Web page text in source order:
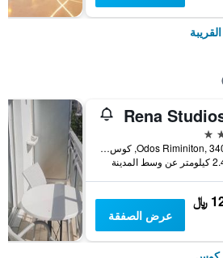
Rena
Odos Riminiton, 340, كوس, اليونان
عن وسط المدينة
﷼
عرض الصفقة